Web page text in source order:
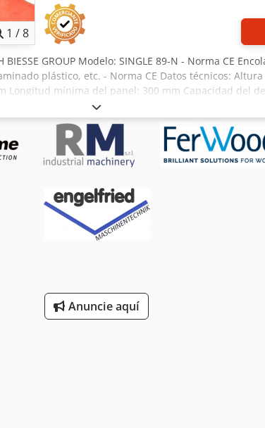
1 /8
BIESSE GROUP Modelo: SINGLE 89-N - Norma CE
plástico, etc. - Norma CE Datos técnicos:
Longitud mínima del panel: 300 mm Capacidad del
frontal para el soporte de paneles grandes
4/16 m/min con accionamiento de velocidad
5,2 kW Barra de presión de trabajo: 6 Dimensiones
Anuncie aquí